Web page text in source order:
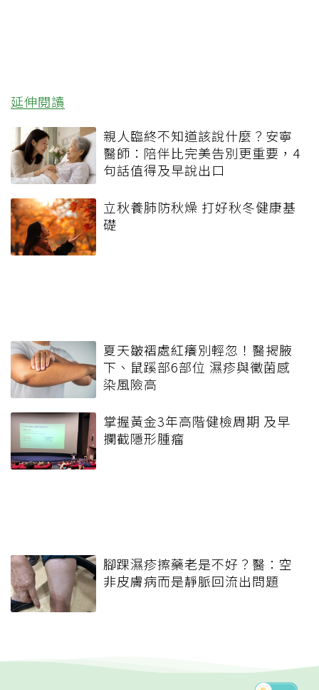
延伸閱讀
親人臨終不知道該說什麼？安寧
醫師：陪伴比完美告別更重要，4
句話值得及早說出口
立秋養肺防秋燥 打好秋冬健康基
礎
夏天皺褶處紅癢別輕忽！醫揭腋
下、鼠蹊部6部位 濕疹與黴菌感
染風險高
掌握黃金3年高階健檢周期 及早
攔截隱形腫瘤
腳踝濕疹擦藥老是不好？醫：空
非皮膚病而是靜脈回流出問題